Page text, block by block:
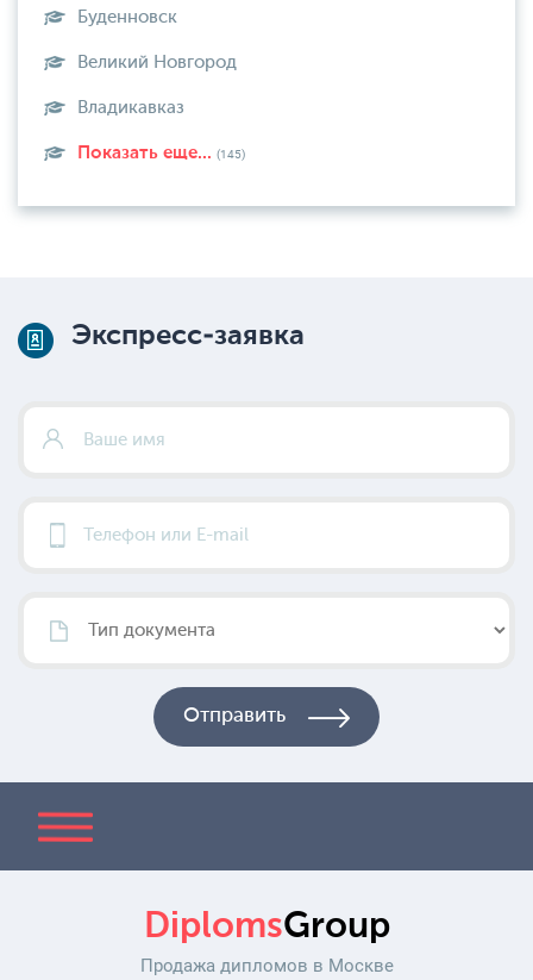
Буденновск
Великий Новгород
Владикавказ
Показать еще... (145)
Экспресс-заявка
DiplomsGroup
Продажа дипломов в Москве